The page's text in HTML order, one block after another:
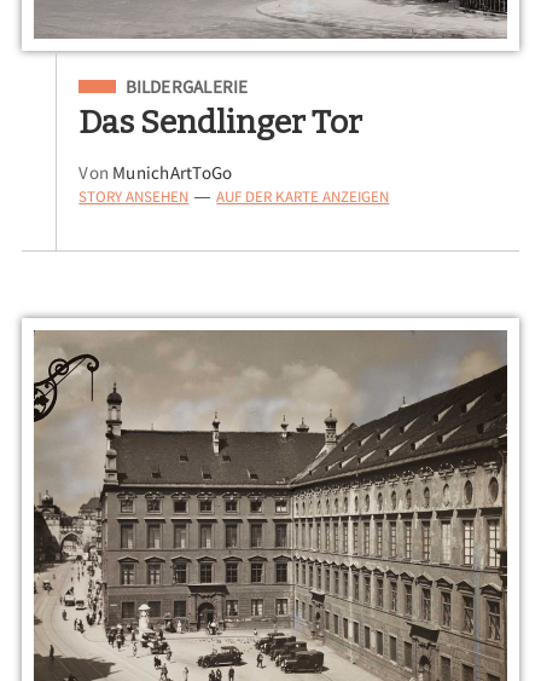
Eingeordnet unter
BILDERGALERIE
Das Sendlinger Tor
Von MunichArtToGo
STORY ANSEHEN — AUF DER KARTE ANZEIGEN